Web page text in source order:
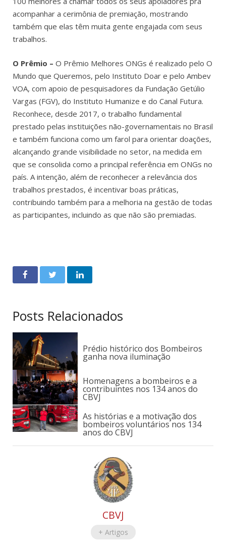
acompanhar a cerimônia de premiação, mostrando
também que elas têm muita gente engajada com seus
trabalhos.
O Prêmio – O Prêmio Melhores ONGs é realizado pelo O
Mundo que Queremos, pelo Instituto Doar e pelo Ambev
VOA, com apoio de pesquisadores da Fundação Getúlio
Vargas (FGV), do Instituto Humanize e do Canal Futura.
Reconhece, desde 2017, o trabalho fundamental
prestado pelas instituições não-governamentais no Brasil
e também funciona como um farol para orientar doações,
alcançando grande visibilidade no setor, na medida em
que se consolida como a principal referência em ONGs no
país. A intenção, além de reconhecer a relevância dos
trabalhos prestados, é incentivar boas práticas,
contribuindo também para a melhoria na gestão de todas
as participantes, incluindo as que não são premiadas.
Posts Relacionados
Prédio histórico dos Bombeiros
ganha nova iluminação
Homenagens a bombeiros e a
contribuintes nos 134 anos do
CBVJ
As histórias e a motivação dos
bombeiros voluntários nos 134
anos do CBVJ
CBVJ
+ Artigos